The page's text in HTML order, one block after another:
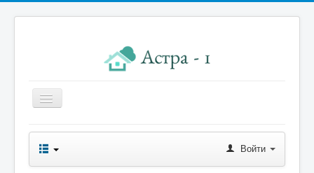
Главная
Новости правления
Войти